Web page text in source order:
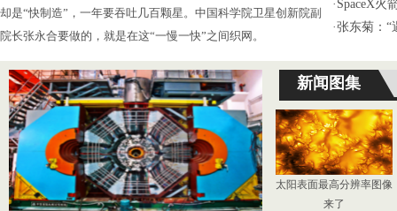
却是“快制造”，一年要吞吐几百颗星。中国科学院卫星创新院副
院长张永合要做的，就是在这“一慢一快”之间织网。
· SpaceX火
·张东菊：“
新闻图集
太阳表面最高分辨率图像
来了